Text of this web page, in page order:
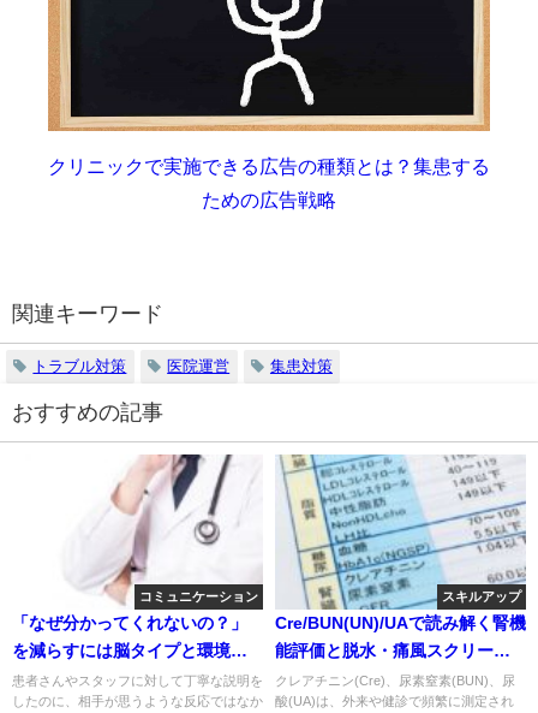
クリニックで実施できる広告の種類とは？集患する
ための広告戦略
関連キーワード
トラブル対策 医院運営 集患対策
おすすめの記事
コミュニケーション
「なぜ分かってくれないの？」
を減らすには脳タイプと環境に
注目すべし！
患者さんやスタッフに対して丁寧な説明を
したのに、相手が思うような反応ではなか
スキルアップ
Cre/BUN(UN)/UAで読み解く腎機
能評価と脱水・痛風スクリーニ
ング
クレアチニン(Cre)、尿素窒素(BUN)、尿
酸(UA)は、外来や健診で頻繁に測定され